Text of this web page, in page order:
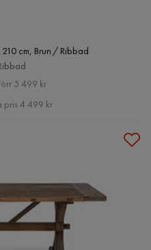
210 cm, Brun / Ribbad
5 499 kr
pris 4 499 kr